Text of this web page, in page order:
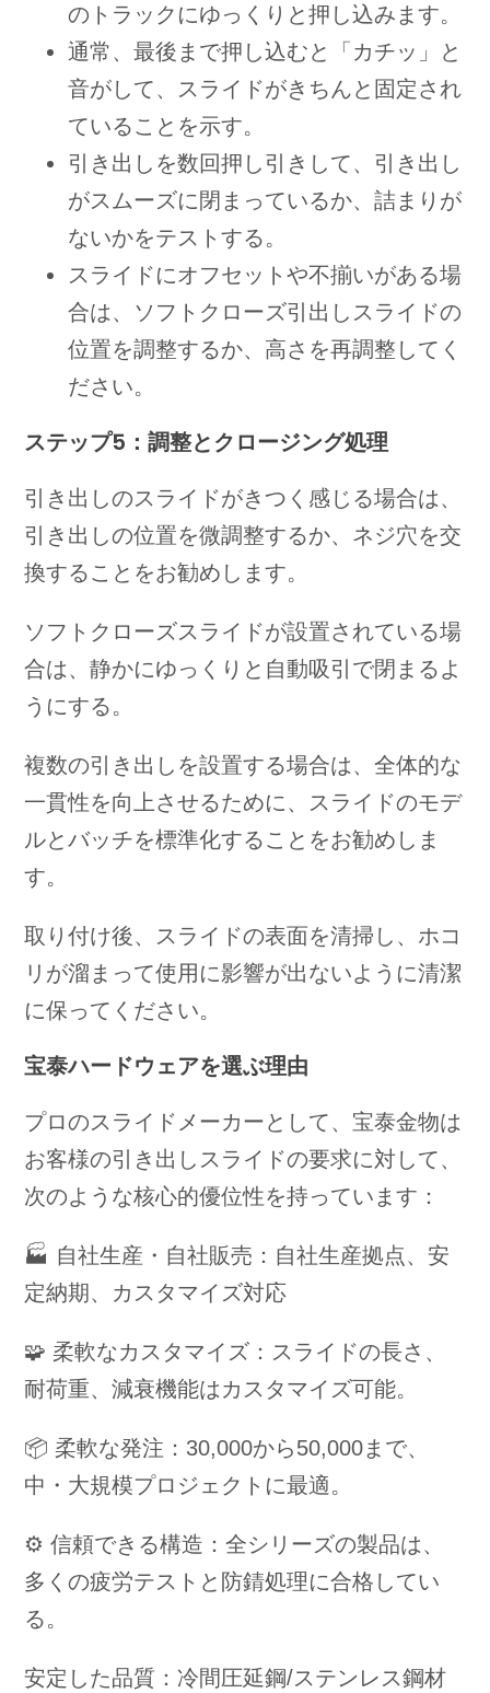
のトラックにゆっくりと押し込みます。
通常、最後まで押し込むと「カチッ」と
音がして、スライドがきちんと固定され
ていることを示す。
引き出しを数回押し引きして、引き出し
がスムーズに閉まっているか、詰まりが
ないかをテストする。
スライドにオフセットや不揃いがある場
合は、ソフトクローズ引出しスライドの
位置を調整するか、高さを再調整してく
ださい。
ステップ5：調整とクロージング処理
引き出しのスライドがきつく感じる場合は、
引き出しの位置を微調整するか、ネジ穴を交
換することをお勧めします。
ソフトクローズスライドが設置されている場
合は、静かにゆっくりと自動吸引で閉まるよ
うにする。
複数の引き出しを設置する場合は、全体的な
一貫性を向上させるために、スライドのモデ
ルとバッチを標準化することをお勧めしま
す。
取り付け後、スライドの表面を清掃し、ホコ
リが溜まって使用に影響が出ないように清潔
に保ってください。
宝泰ハードウェアを選ぶ理由
プロのスライドメーカーとして、宝泰金物は
お客様の引き出しスライドの要求に対して、
次のような核心的優位性を持っています：
🏭 自社生産・自社販売：自社生産拠点、安
定納期、カスタマイズ対応
🧩 柔軟なカスタマイズ：スライドの長さ、
耐荷重、減衰機能はカスタマイズ可能。
📦 柔軟な発注：30,000から50,000まで、
中・大規模プロジェクトに最適。
⚙️ 信頼できる構造：全シリーズの製品は、
多くの疲労テストと防錆処理に合格してい
る。
安定した品質：冷間圧延鋼/ステンレス鋼材